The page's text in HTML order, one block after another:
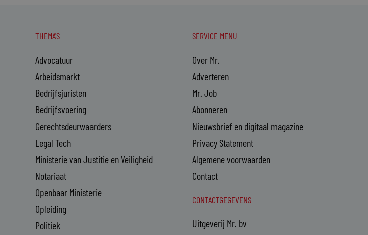
THEMA'S
Advocatuur
Arbeidsmarkt
Bedrijfsjuristen
Bedrijfsvoering
Gerechtsdeurwaarders
Legal Tech
Ministerie van Justitie en Veiligheid
Notariaat
Openbaar Ministerie
Opleiding
Politiek
SERVICE MENU
Over Mr.
Adverteren
Mr. Job
Abonneren
Nieuwsbrief en digitaal magazine
Privacy Statement
Algemene voorwaarden
Contact
CONTACTGEGEVENS
Uitgeverij Mr. bv